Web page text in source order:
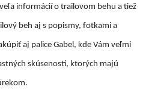
informácií o trailovom behu a tiež
beh aj s popismy, fotkami a
aj palice Gabel, kde Vám veľmi
skúseností, ktorých majú